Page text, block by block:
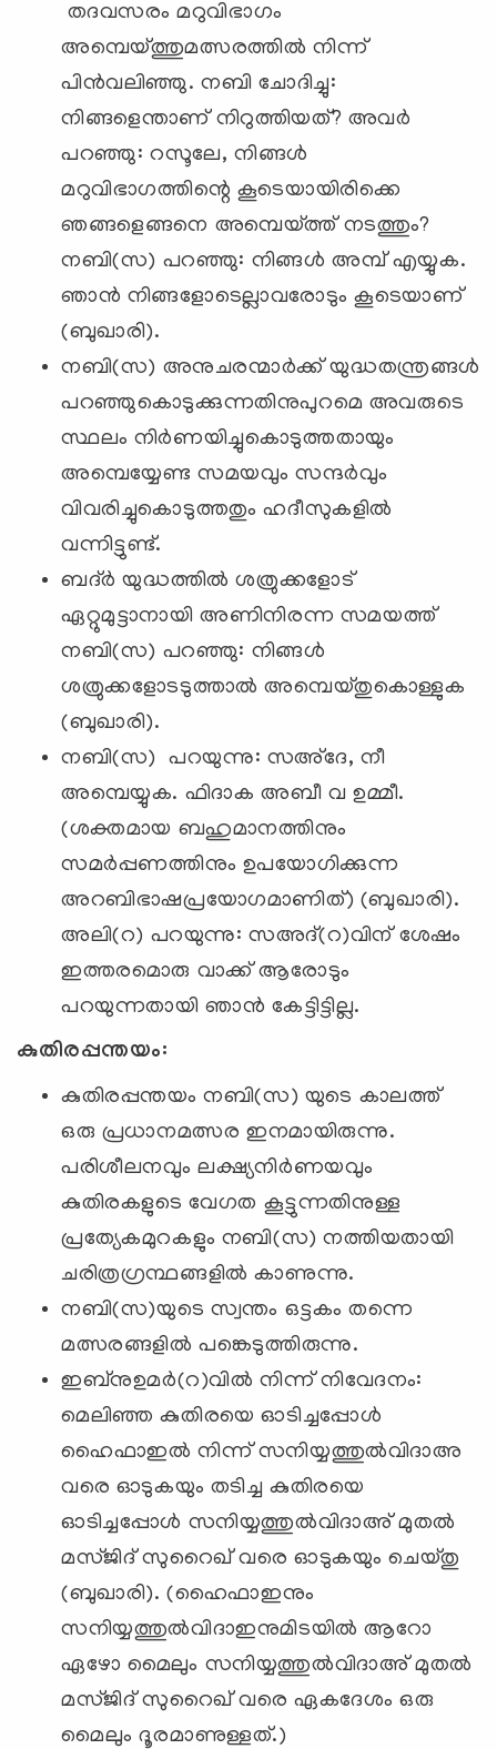
തദവസരം മറുവിഭാഗം
അമ്പെയ്ത്തുമത്സരത്തില്‍ നിന്ന്
പിന്‍വലിഞ്ഞു. നബി ചോദിച്ചു:
നിങ്ങളെന്താണ് നിറുത്തിയത്? അവര്‍
പറഞ്ഞു: റസൂലേ, നിങ്ങള്‍
മറുവിഭാഗത്തിന്റെ കൂടെയായിരിക്കെ
ഞങ്ങളെങ്ങനെ അമ്പെയ്ത്ത് നടത്തും?
നബി(സ) പറഞ്ഞു: നിങ്ങള്‍ അമ്പ് എയ്യുക.
ഞാന്‍ നിങ്ങളോടെല്ലാവരോടും കൂടെയാണ്
(ബുഖാരി).
നബി(സ) അനുചരന്മാര്‍ക്ക് യുദ്ധതന്ത്രങ്ങള്‍
പറഞ്ഞുകൊടുക്കുന്നതിനുപുറമെ അവരുടെ
സ്ഥലം നിര്‍ണയിച്ചുകൊടുത്തതായും
അമ്പെയ്യേണ്ട സമയവും സന്ദര്‍വും
വിവരിച്ചുകൊടുത്തതും ഹദീസുകളില്‍
വന്നിട്ടുണ്ട്.
ബദ്ര്‍ യുദ്ധത്തില്‍ ശത്രുക്കളോട്
ഏറ്റുമുട്ടാനായി അണിനിരന്ന സമയത്ത്
നബി(സ) പറഞ്ഞു: നിങ്ങള്‍
ശത്രുക്കളോടടുത്താല്‍ അമ്പെയ്തുകൊള്ളുക
(ബുഖാരി).
നബി(സ) പറയുന്നു: സഅ്‌ദേ, നീ
അമ്പെയ്യുക. ഫിദാക അബീ വ ഉമ്മീ.
(ശക്തമായ ബഹുമാനത്തിനും
സമര്‍പ്പണത്തിനും ഉപയോഗിക്കുന്ന
അറബിഭാഷപ്രയോഗമാണിത്) (ബുഖാരി).
അലി(റ) പറയുന്നു: സഅദ്(റ)വിന് ശേഷം
ഇത്തരമൊരു വാക്ക് ആരോടും
പറയുന്നതായി ഞാന്‍ കേട്ടിട്ടില്ല.
കുതിരപ്പന്തയം:
കുതിരപ്പന്തയം നബി(സ) യുടെ കാലത്ത്
ഒരു പ്രധാനമത്സര ഇനമായിരുന്നു.
പരിശീലനവും ലക്ഷ്യനിര്‍ണയവും
കുതിരകളുടെ വേഗത കൂട്ടുന്നതിനുള്ള
പ്രത്യേകമുറകളും നബി(സ) നത്തിയതായി
ചരിത്രഗ്രന്ഥങ്ങളില്‍ കാണുന്നു.
നബി(സ)യുടെ സ്വന്തം ഒട്ടകം തന്നെ
മത്സരങ്ങളില്‍ പങ്കെടുത്തിരുന്നു.
ഇബ്‌നുഉമര്‍(റ)വില്‍ നിന്ന് നിവേദനം:
മെലിഞ്ഞ കുതിരയെ ഓടിച്ചപ്പോള്‍
ഹൈഫാഇല്‍ നിന്ന് സനിയ്യത്തുല്‍വിദാഅ
വരെ ഓടുകയും തടിച്ച കുതിരയെ
ഓടിച്ചപ്പോള്‍ സനിയ്യത്തുല്‍വിദാഅ് മുതല്‍
മസ്ജിദ് സുറൈഖ് വരെ ഓടുകയും ചെയ്തു
(ബുഖാരി). (ഹൈഫാഇനും
സനിയ്യത്തുല്‍വിദാഇനുമിടയില്‍ ആറോ
ഏഴോ മൈലും സനിയ്യത്തുല്‍വിദാഅ് മുതല്‍
മസ്ജിദ് സുറൈഖ് വരെ ഏകദേശം ഒരു
മൈലും ദൂരമാണുള്ളത്.)